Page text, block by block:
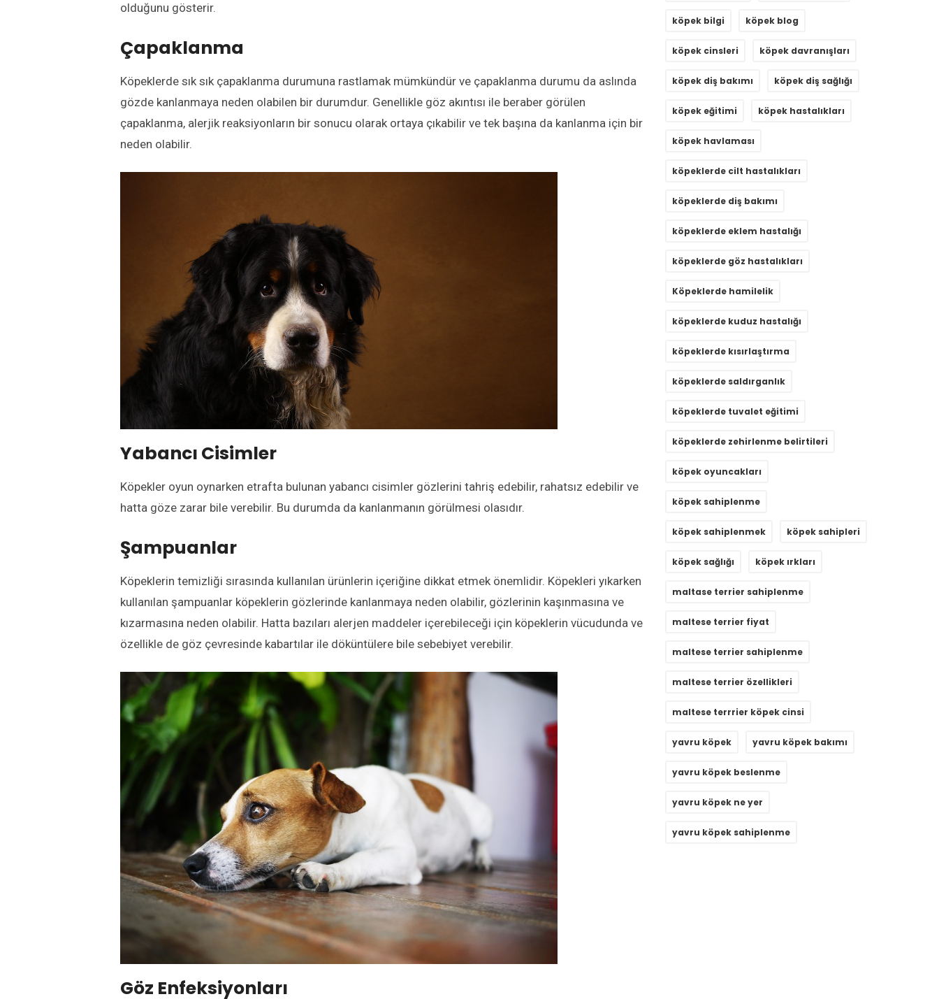
olduğunu gösterir.
Çapaklanma
Köpeklerde sık sık çapaklanma durumuna rastlamak mümkündür ve çapaklanma durumu da aslında
gözde kanlanmaya neden olabilen bir durumdur. Genellikle göz akıntısı ile beraber görülen
çapaklanma, alerjik reaksiyonların bir sonucu olarak ortaya çıkabilir ve tek başına da kanlanma için bir
neden olabilir.
Yabancı Cisimler
Köpekler oyun oynarken etrafta bulunan yabancı cisimler gözlerini tahriş edebilir, rahatsız edebilir ve
hatta göze zarar bile verebilir. Bu durumda da kanlanmanın görülmesi olasıdır.
Şampuanlar
Köpeklerin temizliği sırasında kullanılan ürünlerin içeriğine dikkat etmek önemlidir. Köpekleri yıkarken
kullanılan şampuanlar köpeklerin gözlerinde kanlanmaya neden olabilir, gözlerinin kaşınmasına ve
kızarmasına neden olabilir. Hatta bazıları alerjen maddeler içerebileceği için köpeklerin vücudunda ve
özellikle de göz çevresinde kabartılar ile döküntülere bile sebebiyet verebilir.
Göz Enfeksiyonları
köpek bilgi köpek blog
köpek cinsleri köpek davranışları
köpek diş bakımı köpek diş sağlığı
köpek eğitimi köpek hastalıkları
köpek havlaması
köpeklerde cilt hastalıkları
köpeklerde diş bakımı
köpeklerde eklem hastalığı
köpeklerde göz hastalıkları
Köpeklerde hamilelik
köpeklerde kuduz hastalığı
köpeklerde kısırlaştırma
köpeklerde saldırganlık
köpeklerde tuvalet eğitimi
köpeklerde zehirlenme belirtileri
köpek oyuncakları
köpek sahiplenme
köpek sahiplenmek köpek sahipleri
köpek sağlığı köpek ırkları
maltase terrier sahiplenme
maltese terrier fiyat
maltese terrier sahiplenme
maltese terrier özellikleri
maltese terrrier köpek cinsi
yavru köpek yavru köpek bakımı
yavru köpek beslenme
yavru köpek ne yer
yavru köpek sahiplenme